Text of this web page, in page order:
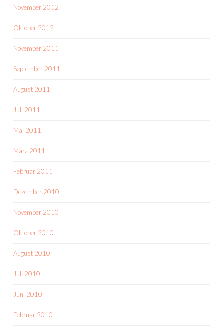
November 2012
Oktober 2012
November 2011
September 2011
August 2011
Juli 2011
Mai 2011
März 2011
Februar 2011
Dezember 2010
November 2010
Oktober 2010
August 2010
Juli 2010
Juni 2010
Februar 2010